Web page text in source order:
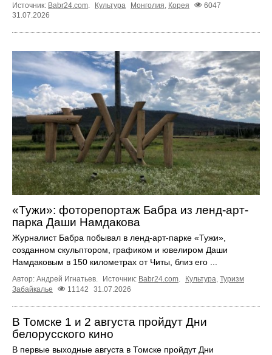
Источник: Babr24.com. Культура Монголия, Корея
6047
31.07.2026
«Тужи»: фоторепортаж Бабра из ленд-арт-
парка Даши Намдакова
Журналист Бабра побывал в ленд-арт-парке «Тужи»,
созданном скульптором, графиком и ювелиром Даши
Намдаковым в 150 километрах от Читы, близ его ...
Автор: Андрей Игнатьев. Источник: Babr24.com Культура Туризм
Забайкалье
11142 31.07.2026
В Томске 1 и 2 августа пройдут Дни
белорусского кино
В первые выходные августа в Томске пройдут Дни